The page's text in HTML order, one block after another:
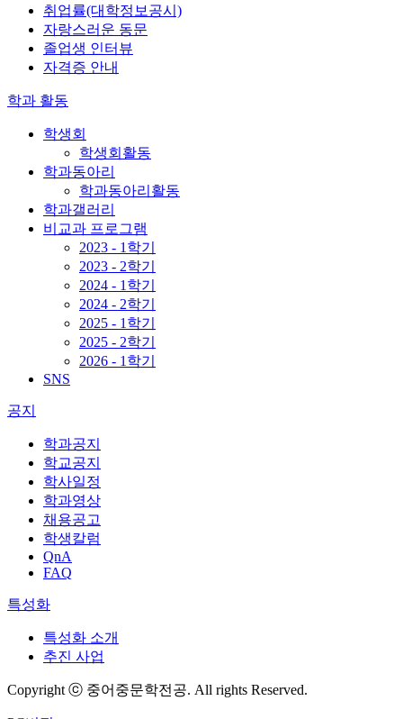
취업률(대학정보공시)
자랑스러운 동문
졸업생 인터뷰
자격증 안내
학과 활동
학생회
학생회활동
학과동아리
학과동아리활동
학과갤러리
비교과 프로그램
2023 - 1학기
2023 - 2학기
2024 - 1학기
2024 - 2학기
2025 - 1학기
2025 - 2학기
2026 - 1학기
SNS
공지
학과공지
학교공지
학사일정
학과영상
채용공고
학생칼럼
QnA
FAQ
특성화
특성화 소개
추진 사업
Copyright ⓒ 중어중문학전공. All rights Reserved.